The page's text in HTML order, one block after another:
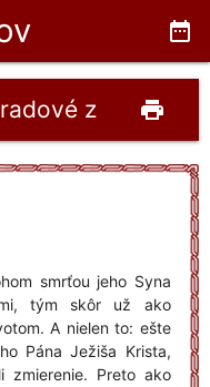
date_range
z print
smrťou jeho Syna
tým skôr už ako
A nielen to: ešte
Pána Ježiša Krista,
zmierenie. Preto ako